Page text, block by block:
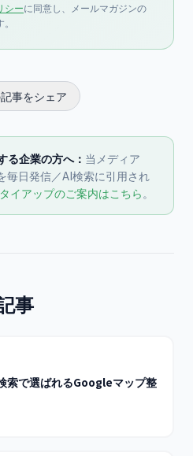
シーに同意し、メールマガジンの
事をシェア
る企業の方へ： 当メディア
毎日発信／AI検索に引用され
イアップのご案内はこちら。
事
索で選ばれるGoogleマップ整